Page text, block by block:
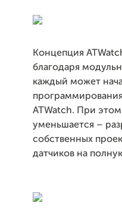
Концепция
благодаря
каждый может
ATWatch. При
уменьшается –
собственных
датчиков на